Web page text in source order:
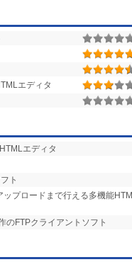
エディタ
エディタ
ト
プロードまで行える多機能HTM
のFTPクライアントソフト